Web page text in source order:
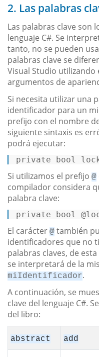
2. Las palabras
Las palabras clave son
lenguaje C#. Se
tanto, no se pueden
palabras clave se
Visual Studio utilizando
argumentos de
Si necesita utilizar una
identificador para un
prefijo con el nombre
siguiente sintaxis es
podrá ejecutar:
private bool
Si utilizamos el prefijo @
compilador considera
palabra clave:
private bool
El carácter @ también
identificadores que no
palabras claves, de
se interpretará de la
miIdentificador.
A continuación, se
clave del lenguaje C#.
del libro:
abstract add